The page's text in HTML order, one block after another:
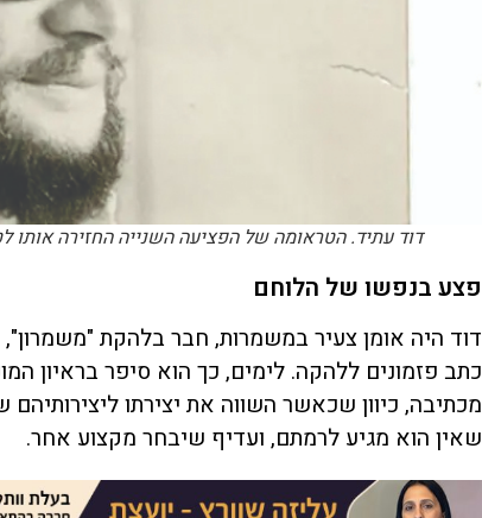
דוד עתיד. הטראומה של הפציעה השנייה החזירה אותו
פצע בנפשו של הלוחם
דוד היה אומן צעיר במשמרות, חבר בלהקת
כתב פזמונים ללהקה. לימים, כך הוא סיפר בראיון
מכתיבה, כיוון שכאשר השווה את יצירתו
שאין הוא מגיע לרמתם, ועדיף שיבחר מקצוע אחר.